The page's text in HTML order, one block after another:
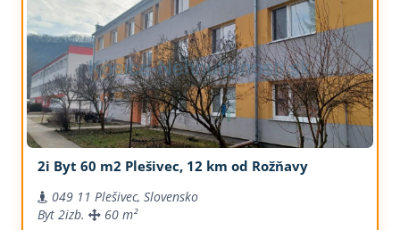
2i Byt 60 m2 Plešivec, 12 km od Rožňavy
049 11 Plešivec, Slovensko
Byt 2izb. 60 m²